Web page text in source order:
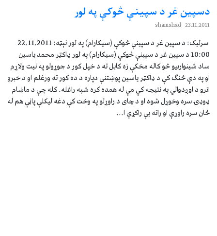
دسپين غر د سپينې څوکې په لور
23.11.2011
- shamshad
سرليک: د سپين غر د سپينې څوکې (سيکارام) په لور نېټه: 22.11.2011
10:00 د سپين غر د سپينې څوکې (سيکارام) په لور ډاکټر محمد ياسين
ساد شينوارىيو څو کاله مخکې زه کابل ته د خپل کور د جوړولو په نيت ولاړم
او په دې څنگ کې د ډاکټر ياسين پوښتنې دپاره د ده کور ته ورغلم او د خبرو
اترو د اوږدوالي په نتيجه کې مې له همده کره شپه راغله. کله چې د ماښام
ډوډۍ سره وخوړل شوه او د چاى د راوړلو په وخت کې دغه ليکلې پاڼې هم له
ځان سره راوړې او راته يې راکړې ا...